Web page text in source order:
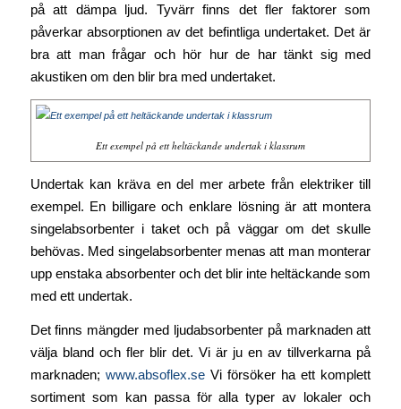
på att dämpa ljud. Tyvärr finns det fler faktorer som
påverkar absorptionen av det befintliga undertaket. Det är
bra att man frågar och hör hur de har tänkt sig med
akustiken om den blir bra med undertaket.
Ett exempel på ett heltäckande undertak i klassrum
Undertak kan kräva en del mer arbete från elektriker till
exempel. En billigare och enklare lösning är att montera
singelabsorbenter i taket och på väggar om det skulle
behövas. Med singelabsorbenter menas att man monterar
upp enstaka absorbenter och det blir inte heltäckande som
med ett undertak.
Det finns mängder med ljudabsorbenter på marknaden att
välja bland och fler blir det. Vi är ju en av tillverkarna på
marknaden; www.absoflex.seVi försöker ha ett komplett
sortiment som kan passa för alla typer av lokaler och